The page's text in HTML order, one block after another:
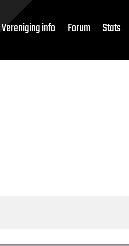
Vereniging info Forum Stats